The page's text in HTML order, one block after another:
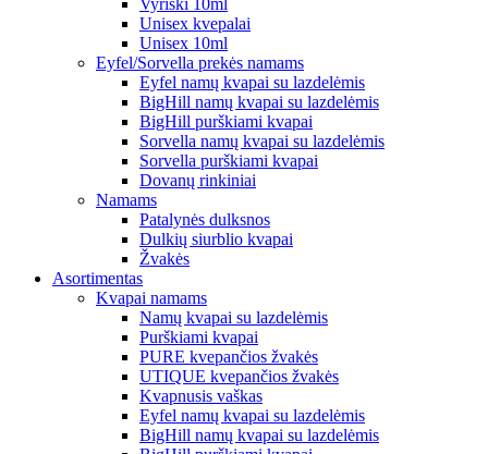
Vyriški 10ml
Unisex kvepalai
Unisex 10ml
Eyfel/Sorvella prekės namams
Eyfel namų kvapai su lazdelėmis
BigHill namų kvapai su lazdelėmis
BigHill purškiami kvapai
Sorvella namų kvapai su lazdelėmis
Sorvella purškiami kvapai
Dovanų rinkiniai
Namams
Patalynės dulksnos
Dulkių siurblio kvapai
Žvakės
Asortimentas
Kvapai namams
Namų kvapai su lazdelėmis
Purškiami kvapai
PURE kvepančios žvakės
UTIQUE kvepančios žvakės
Kvapnusis vaškas
Eyfel namų kvapai su lazdelėmis
BigHill namų kvapai su lazdelėmis